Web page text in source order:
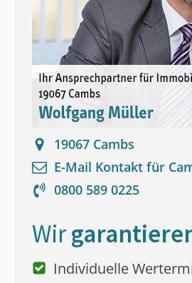
19067 Cambs
E-Mail Kontakt für
0800 589 0225
Wir
Individuelle